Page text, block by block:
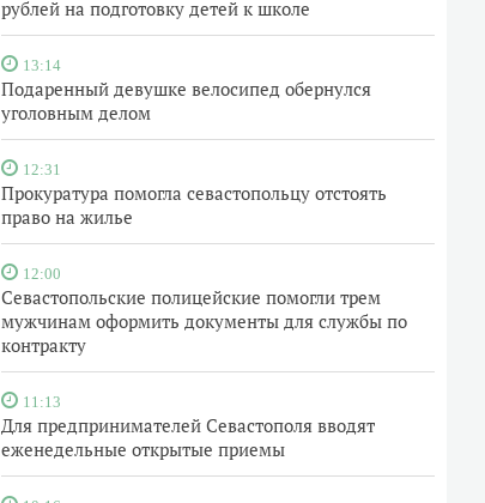
рублей на подготовку детей к школе
13:14
Подаренный девушке велосипед обернулся
уголовным делом
12:31
Прокуратура помогла севастопольцу отстоять
право на жилье
12:00
Севастопольские полицейские помогли трем
мужчинам оформить документы для службы по
контракту
11:13
Для предпринимателей Севастополя вводят
еженедельные открытые приемы